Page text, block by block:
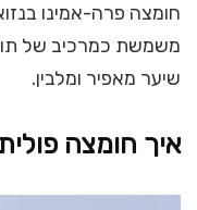
חומצה פרה-אמינו
משמשת כמרכיב של
שיער מאפיר ומלבין.
איך חומצה